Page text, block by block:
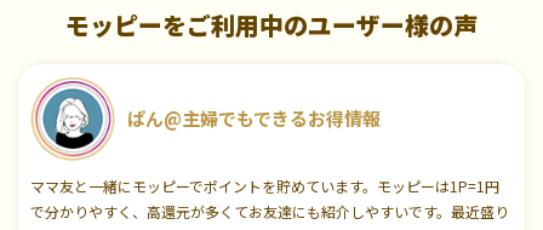
モッピーをご利用中のユーザー様の声
ぱん@主婦でもできるお得情報
ママ友と一緒にモッピーでポイントを貯めています。モッピーは1P=1円
で分かりやすく、高還元が多くてお友達にも紹介しやすいです。最近盛り